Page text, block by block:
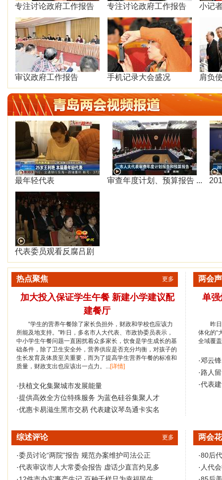
专注讨论政府工作报告 专注讨论政府工作报告 小记
审议政府工作报告 手机记录大会盛况 肩负
最年轻代表 审查年度计划、预算报告 ...
代表委员观看反腐吕剧
热点聚焦 更多
加大投入保证学生午餐 新建小学建议配
建餐厅
“学生的营养午餐除了家长负担外，财政和学校也应该力
所能及地支持。”昨日，多名市人大代表、市政协委员表示，
中小学生午餐问题一直困扰着众多家长，饮食是学生成长的基
础条件，除了卫生安全外，营养供应是否充分均衡，对孩子的
生长发育及体质至关重要，而为了提高学生营养午餐的标准和
质量，财政支出也应该出一点力。...[详情]
·扶植文化集聚城市发展能量
·提供高效全方位特殊服务 为蓝色硅谷集聚人才
·优惠卡易滋生黑市交易 代表建议琴岛通卡实名
两会
单强
昨
体化的“
全域覆
·邓云
·路人
·代表
综述评论 更多
·委员讨论“两院”报告 规范办案维护司法公正
·代表审议市人大常委会报告 虚话少直言灼见多
两会
·80后
· 人代